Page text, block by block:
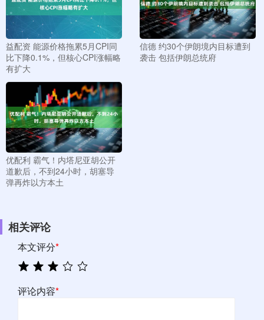
益配资 能源价格拖累5月CPI同
比下降0.1%，但核心CPI涨幅略
有扩大
信德 约30个伊朗境内目标遭到
袭击 包括伊朗总统府
优配利 霸气！内塔尼亚胡公开
道歉后，不到24小时，胡塞导
弹再炸以方本土
相关评论
本文评分*
评论内容*